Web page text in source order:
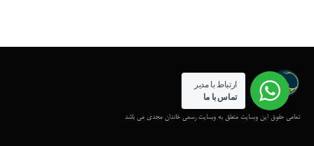
تمامی حقوق این وبسایت متعلق به وبسایت رسمی خاندان مجدی می باشد
ارتباط با مدیر
تماس با ما